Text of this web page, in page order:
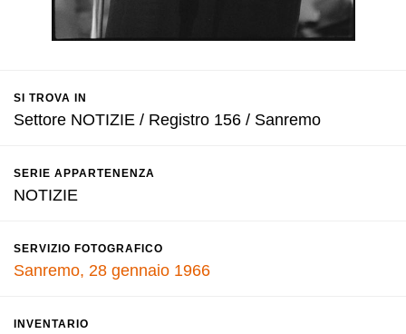
SI TROVA IN
Settore NOTIZIE / Registro 156 / Sanremo
SERIE APPARTENENZA
NOTIZIE
SERVIZIO FOTOGRAFICO
Sanremo, 28 gennaio 1966
INVENTARIO